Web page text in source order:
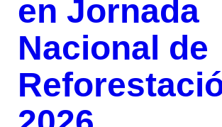
en Jornada
Nacional de